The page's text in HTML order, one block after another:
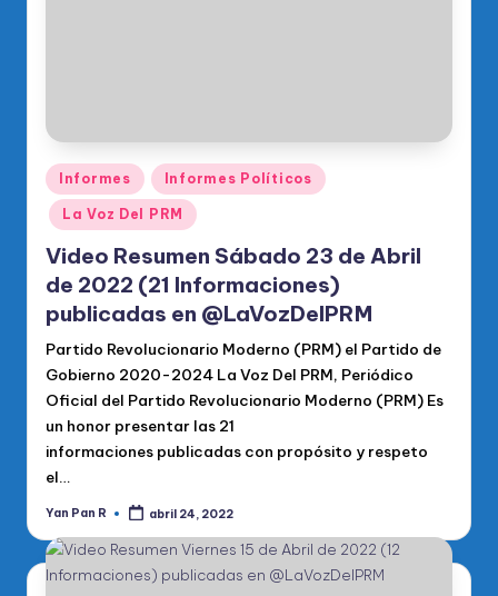
Publicado
en
Informes Informes Políticos
La Voz Del PRM
Video Resumen Sábado 23 de Abril
de 2022 (21 Informaciones)
publicadas en @LaVozDelPRM
Partido Revolucionario Moderno (PRM) el Partido de
Gobierno 2020-2024 La Voz Del PRM, Periódico
Oficial del Partido Revolucionario Moderno (PRM) Es
un honor presentar las 21
informaciones publicadas con propósito y respeto
el…
Publicado
Yan Pan R abril 24, 2022